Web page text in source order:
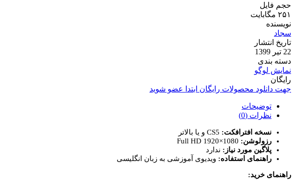
حجم فایل
۲۵۱ مگابایت
نویسنده
سجاد
تاریخ انتشار
22 تیر 1399
دسته بندی
نمایش لوگو
رایگان
جهت دانلود محصولات رایگان ابتدا عضو شوید
توضیحات
نظرات (0)
نسخه افترافکت:
رزولوشن:
پلاگین مورد نیاز: ندارد
راهنمای استفاده: ویدیوی آموزشی به زبان انگلیسی
راهنمای خرید: